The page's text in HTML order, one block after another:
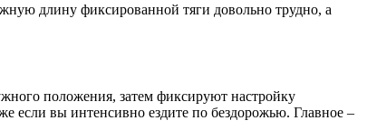
длину фиксированной тяги довольно трудно, а
положения, затем фиксируют настройку
если вы интенсивно ездите по бездорожью. Главное –